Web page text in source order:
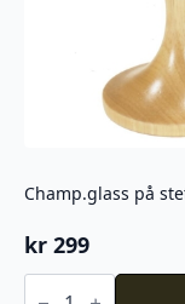
Champ.glass på
kr 299
Champ.glass